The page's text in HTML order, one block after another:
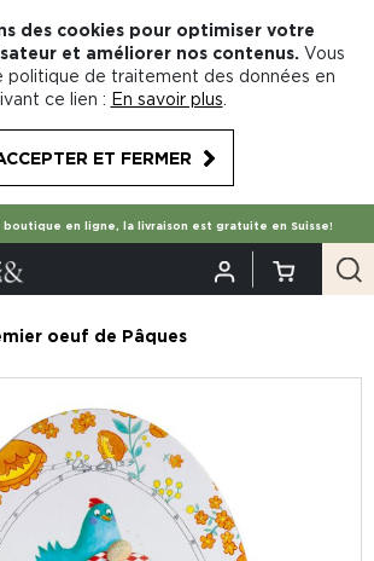
des cookies pour optimiser votre
et améliorer nos contenus. Vous
politique de traitement des données en
ce lien : En savoir plus
ET FERMER
boutique en ligne, la livraison est gratuite en Suisse!
oeuf de Pâques